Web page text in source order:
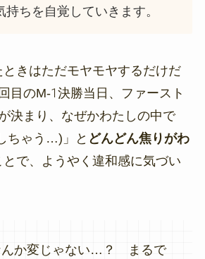
持ちを自覚していきます。
きはただモヤモヤするだけだ
目のM-1決勝当日、ファースト
決まり、なぜかわたしの中で
ちゃう…)」と どんどん焦りがわ
とで、ようやく違和感に気づい
んか変じゃない…？ まるで